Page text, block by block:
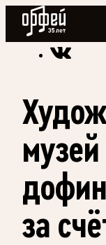
Радио Орфей
Радио
за